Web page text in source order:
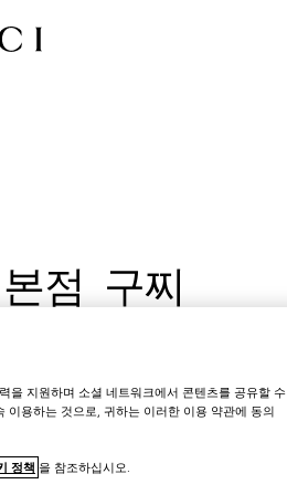
점 구찌
을 지원하며 소셜 네트워크에서 콘텐츠를 공유할 수
이용하는 것으로, 귀하는 이러한 이용 약관에 동의
정책 을 참조하십시오.